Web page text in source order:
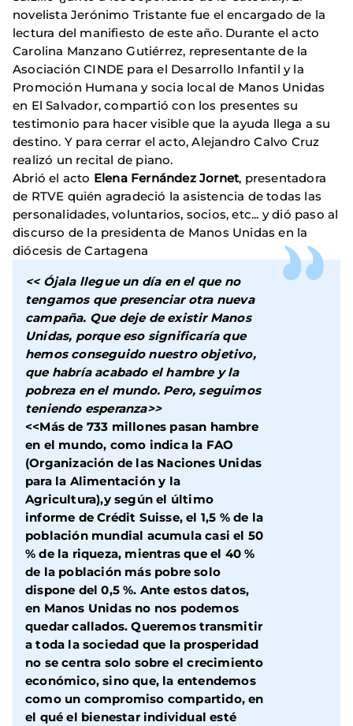
novelista Jerónimo Tristante fue el encargado de la
lectura del manifiesto de este año. Durante el acto
Carolina Manzano Gutiérrez, representante de la
Asociación CINDE para el Desarrollo Infantil y la
Promoción Humana y socia local de Manos Unidas
en El Salvador, compartió con los presentes su
testimonio para hacer visible que la ayuda llega a su
destino. Y para cerrar el acto, Alejandro Calvo Cruz
realizó un recital de piano.
Abrió el acto Elena Fernández Jornet, presentadora
de RTVE quién agradeció la asistencia de todas las
personalidades, voluntarios, socios, etc... y dió paso al
discurso de la presidenta de Manos Unidas en la
diócesis de Cartagena
<< Ójala llegue un día en el que no
tengamos que presenciar otra nueva
campaña. Que deje de existir Manos
Unidas, porque eso significaría que
hemos conseguido nuestro objetivo,
que habría acabado el hambre y la
pobreza en el mundo. Pero, seguimos
teniendo esperanza>>
<<Más de 733 millones pasan hambre
en el mundo, como indica la FAO
(Organización de las Naciones Unidas
para la Alimentación y la
Agricultura),y según el último
informe de Crédit Suisse, el 1,5 % de la
población mundial acumula casi el 50
% de la riqueza, mientras que el 40 %
de la población más pobre solo
dispone del 0,5 %. Ante estos datos,
en Manos Unidas no nos podemos
quedar callados. Queremos transmitir
a toda la sociedad que la prosperidad
no se centra solo sobre el crecimiento
económico, sino que, la entendemos
como un compromiso compartido, en
el qué el bienestar individual esté